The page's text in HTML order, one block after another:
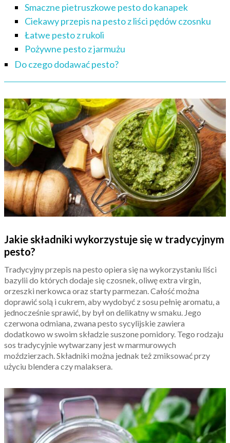
Smaczne pietruszkowe pesto do kanapek
Ciekawy przepis na pesto z liści pędów czosnku
Łatwe pesto z rukoli
Pożywne pesto z jarmużu
Do czego dodawać pesto?
Jakie składniki wykorzystuje się w tradycyjnym
pesto?
Tradycyjny przepis na pesto opiera się na wykorzystaniu liści
bazylii do których dodaje się czosnek, oliwę extra virgin,
orzeszki nerkowca oraz starty parmezan. Całość można
doprawić solą i cukrem, aby wydobyć z sosu pełnię aromatu, a
jednocześnie sprawić, by był on delikatny w smaku. Jego
czerwona odmiana, zwana pesto sycylijskie zawiera
dodatkowo w swoim składzie suszone pomidory. Tego rodzaju
sos tradycyjnie wytwarzany jest w marmurowych
moździerzach. Składniki można jednak też zmiksować przy
użyciu blendera czy malaksera.